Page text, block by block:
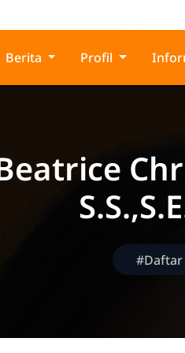
Berita Profil
#Daftar